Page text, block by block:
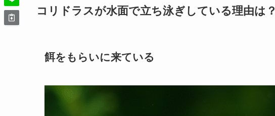
コリドラスが水面で立ち泳ぎしている理由は？
餌をもらいに来ている